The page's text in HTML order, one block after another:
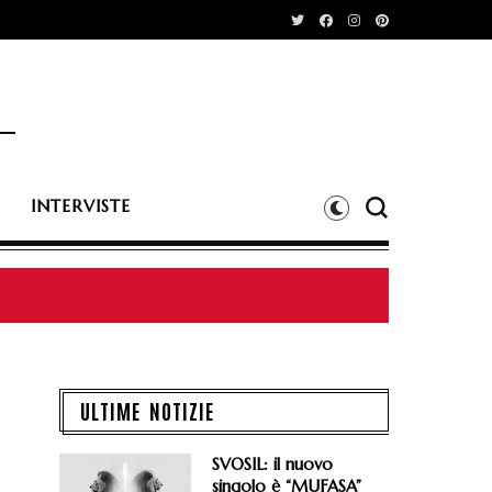
INTERVISTE
Elio Biffi e Saturnino
ULTIME NOTIZIE
SVOSIL: il nuovo
singolo è “MUFASA”